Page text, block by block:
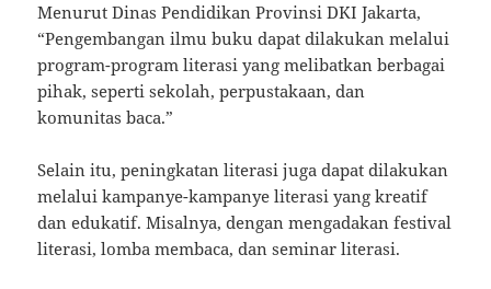
Menurut Dinas Pendidikan Provinsi DKI Jakarta,
“Pengembangan ilmu buku dapat dilakukan melalui
program-program literasi yang melibatkan berbagai
pihak, seperti sekolah, perpustakaan, dan
komunitas baca.”
Selain itu, peningkatan literasi juga dapat dilakukan
melalui kampanye-kampanye literasi yang kreatif
dan edukatif. Misalnya, dengan mengadakan festival
literasi, lomba membaca, dan seminar literasi.